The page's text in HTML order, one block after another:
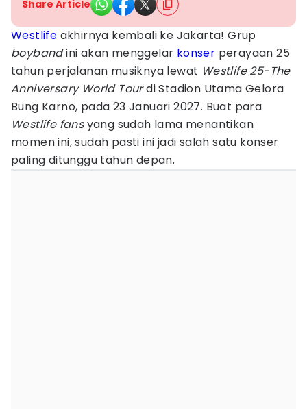
Share Article
Westlife akhirnya kembali ke Jakarta! Grup
boybandini akan menggelar konser perayaan 25
tahun perjalanan musiknya lewat Westlife 25-The
Anniversary World Tourdi Stadion Utama Gelora
Bung Karno, pada 23 Januari 2027. Buat para
Westlife fansyang sudah lama menantikan
momen ini, sudah pasti ini jadi salah satu konser
paling ditunggu tahun depan.